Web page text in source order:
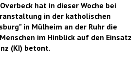
hat in dieser Woche bei
in der katholischen
in Mülheim an der Ruhr die
im Hinblick auf den Einsatz
(KI) betont.